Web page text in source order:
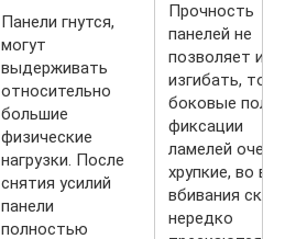
Панели гнутся,
могут
выдерживать
относительно
большие
физические
нагрузки. После
снятия усилий
панели
полностью
Прочность
панелей не
позволяет их
изгибать,
боковые
фиксации
ламелей очень
хрупкие, во
вбивания скоб
нередко